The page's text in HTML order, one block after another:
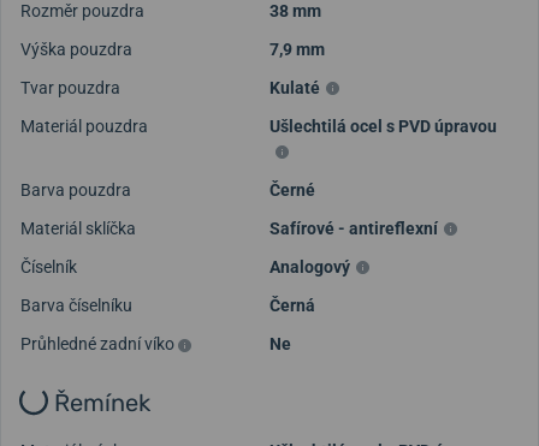
Rozměr pouzdra
38 mm
Výška pouzdra
7,9 mm
Tvar pouzdra
Kulaté
Materiál pouzdra
Ušlechtilá ocel s PVD úpravou
Barva pouzdra
Černé
Materiál sklíčka
Safírové - antireflexní
Číselník
Analogový
Barva číselníku
Černá
Průhledné zadní víko
Ne
Řemínek